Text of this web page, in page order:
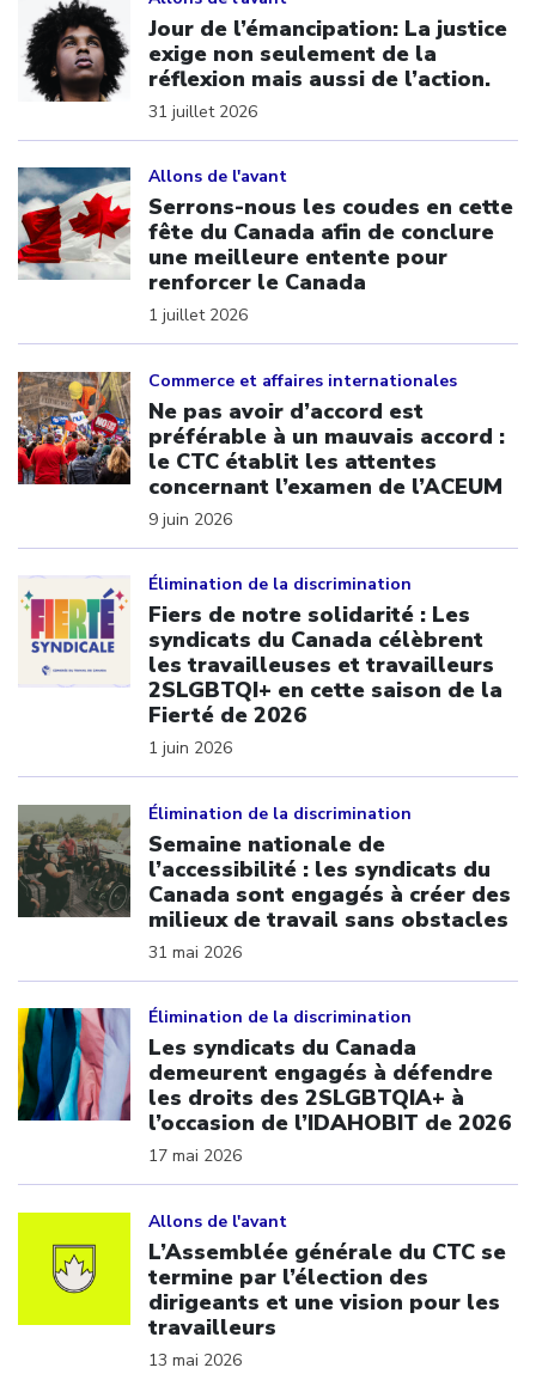
Jour de l’émancipation: La justice
exige non seulement de la
réflexion mais aussi de l’action.
31 juillet 2026
Allons de l'avant
Serrons-nous les coudes en cette
fête du Canada afin de conclure
une meilleure entente pour
renforcer le Canada
1 juillet 2026
Commerce et affaires internationales
Ne pas avoir d’accord est
préférable à un mauvais accord :
le CTC établit les attentes
concernant l’examen de l’ACEUM
9 juin 2026
Élimination de la discrimination
Fiers de notre solidarité : Les
syndicats du Canada célèbrent
les travailleuses et travailleurs
2SLGBTQI+ en cette saison de la
Fierté de 2026
1 juin 2026
Élimination de la discrimination
Semaine nationale de
l’accessibilité : les syndicats du
Canada sont engagés à créer des
milieux de travail sans obstacles
31 mai 2026
Élimination de la discrimination
Les syndicats du Canada
demeurent engagés à défendre
les droits des 2SLGBTQIA+ à
l’occasion de l’IDAHOBIT de 2026
17 mai 2026
Allons de l'avant
L’Assemblée générale du CTC se
termine par l’élection des
dirigeants et une vision pour les
travailleurs
13 mai 2026